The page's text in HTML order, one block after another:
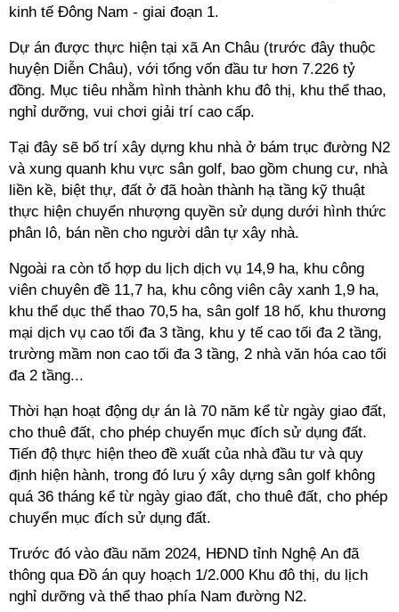
kinh tế Đông Nam - giai đoạn 1.
Dự án được thực hiện tại xã An Châu (trước đây thuộc
huyện Diễn Châu), với tổng vốn đầu tư hơn 7.226 tỷ
đồng. Mục tiêu nhằm hình thành khu đô thị, khu thể thao,
nghỉ dưỡng, vui chơi giải trí cao cấp.
Tại đây sẽ bố trí xây dựng khu nhà ở bám trục đường N2
và xung quanh khu vực sân golf, bao gồm chung cư, nhà
liền kề, biệt thự, đất ở đã hoàn thành hạ tầng kỹ thuật
thực hiện chuyển nhượng quyền sử dụng dưới hình thức
phân lô, bán nền cho người dân tự xây nhà.
Ngoài ra còn tổ hợp du lịch dịch vụ 14,9 ha, khu công
viên chuyên đề 11,7 ha, khu công viên cây xanh 1,9 ha,
khu thể dục thể thao 70,5 ha, sân golf 18 hố, khu thương
mại dịch vụ cao tối đa 3 tầng, khu y tế cao tối đa 2 tầng,
trường mầm non cao tối đa 3 tầng, 2 nhà văn hóa cao tối
đa 2 tầng...
Thời hạn hoạt động dự án là 70 năm kể từ ngày giao đất,
cho thuê đất, cho phép chuyển mục đích sử dụng đất.
Tiến độ thực hiện theo đề xuất của nhà đầu tư và quy
định hiện hành, trong đó lưu ý xây dựng sân golf không
quá 36 tháng kể từ ngày giao đất, cho thuê đất, cho phép
chuyển mục đích sử dụng đất.
Trước đó vào đầu năm 2024, HĐND tỉnh Nghệ An đã
thông qua Đồ án quy hoạch 1/2.000 Khu đô thị, du lịch
nghỉ dưỡng và thể thao phía Nam đường N2.